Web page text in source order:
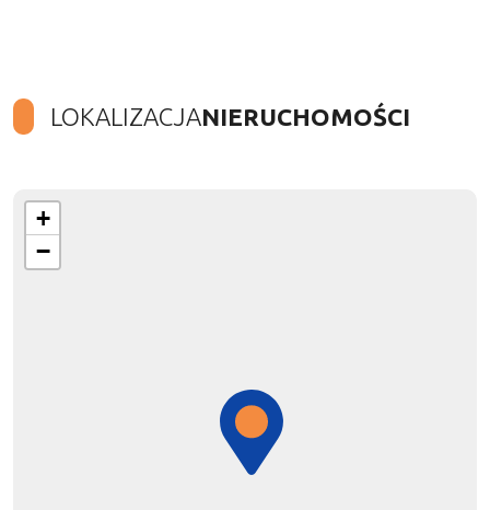
LOKALIZACJANIERUCHOMOŚCI
+
−